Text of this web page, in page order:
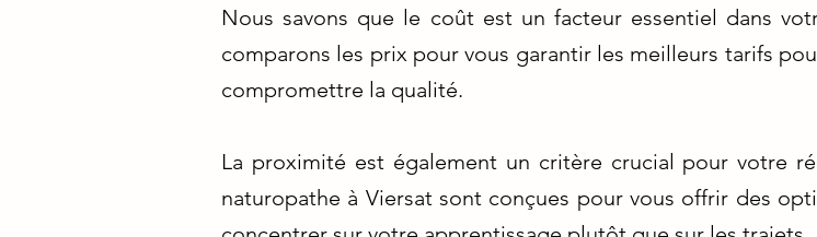
Nous savons que le coût est un facteur essentiel dans
comparons les prix pour vous garantir les meilleurs tarifs
compromettre la qualité.
La proximité est également un critère crucial pour votre
naturopathe à Viersat sont conçues pour vous offrir des